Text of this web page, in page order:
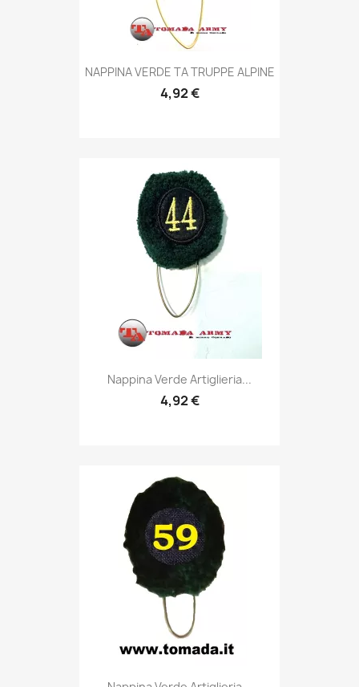
Anteprima
NAPPINA VERDE TA TRUPPE ALPINE
4,92 €
Anteprima
Nappina Verde Artiglieria...
4,92 €
Anteprima